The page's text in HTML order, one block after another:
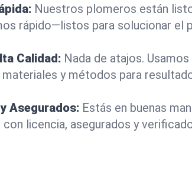
Nuestros plomeros están
rápido—listos para solucionar el
Calidad: Nada de atajos.
y métodos para
Asegurados: Estás en buenas
licencia, asegurados y